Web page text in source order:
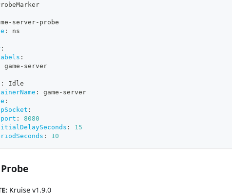
- server- probe
:
ns
:
:
game - server
:
Idle
: game - server
:
:
port :
8080
:
15
: 10
Probe
Kruise v1.9.0